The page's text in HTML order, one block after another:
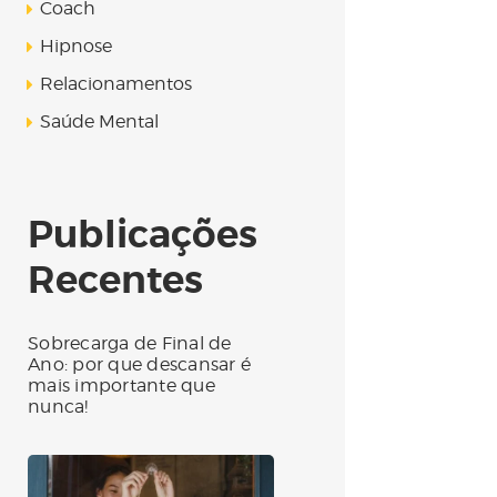
Coach
Hipnose
Relacionamentos
Saúde Mental
Publicações
Recentes
Sobrecarga de Final de
Ano: por que descansar é
mais importante que
nunca!